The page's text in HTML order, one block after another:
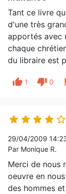
Tant ce livre
d'une très
apportés avec
chaque
du libraire est
thumb_up 1 thumb_down 0
    
29/04/2009
Par Monique R.
Merci de nous
oeuvre en
des hommes